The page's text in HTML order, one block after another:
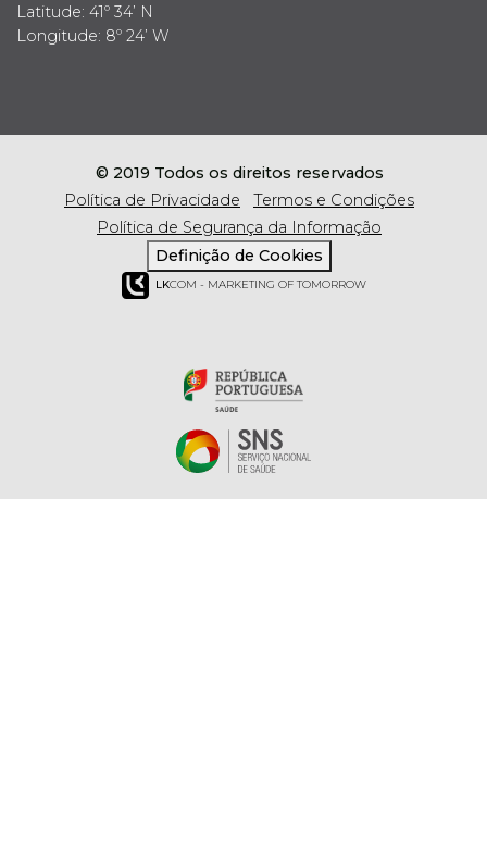
Latitude: 41º 34’ N
Longitude: 8º 24’ W
© 2019 Todos os direitos reservados
Política de Privacidade
Termos e Condições
Política de Segurança da Informação
Definição de Cookies
LKCOM - MARKETING OF TOMORROW